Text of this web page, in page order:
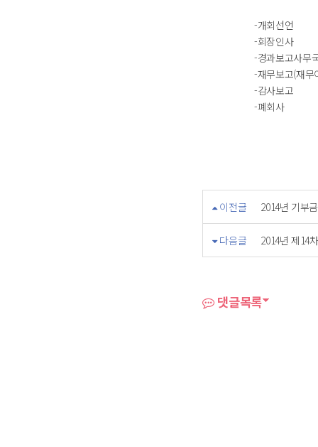
-개회선언
-회장인사
-경과보고사무국
-재무보고(재무
-감사보고
-폐회사
이전글 2014년 기부
다음글 2014년 제14
댓글목록